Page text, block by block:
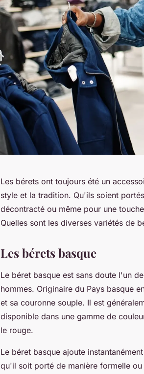
Les bérets ont toujours été un
style et la tradition. Qu'ils soient
décontracté ou même pour une
Quelles sont les diverses variétés de
Les bérets basque
Le béret basque est sans doute l'un
hommes. Originaire du Pays basque
et sa couronne souple. Il est
disponible dans une gamme de
le rouge.
Le béret basque ajoute
qu'il soit porté de manière formelle